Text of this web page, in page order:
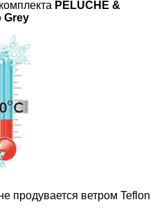
PELUCHE &
Grey
продувается ветром Teflon